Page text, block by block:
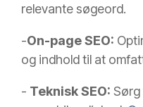
relevante søgeord.
-On-page SEO:
og indhold til at
- Teknisk SEO: